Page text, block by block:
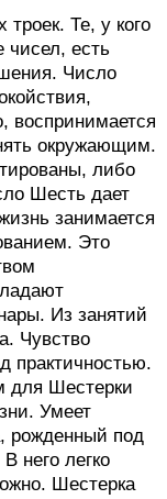
Те, у кого
чисел, есть
Число
воспринимается
окружающим.
либо
Шесть дает
занимается
Это
Из занятий
Чувство
практичностью.
для Шестерки
Умеет
рожденный под
него легко
Шестерка